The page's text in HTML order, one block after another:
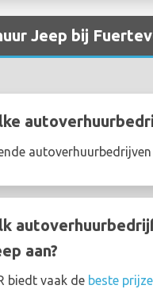
Jeep bij
aan?
biedt vaak de beste